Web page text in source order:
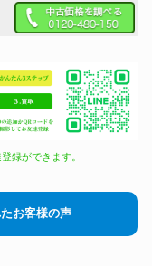
録ができます。
お客様の声